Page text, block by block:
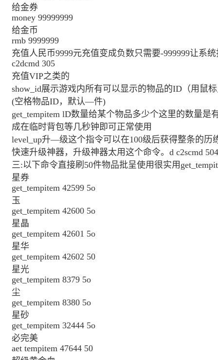
给金券
money 99999999
给金币
rmb 9999999
充值人民币9999元充值变成负数只需要-999999让系
c2dcmd 305
充值VIP之类的
show_id展示游戏内所有可以显示的物品的ID（用鼠
(空格物品ID，默认—件)
get_tempitem lD数量给某个物品多少个这里的数量
成在临时背包等几秒钟即可正常使用
level_up升—级这个指令可以在100级后获得整条的历
快速升级神器，升级神器太用这个命令。d c2scmd
三:以下命令直接刷50件物品批呈使用很实用
星券
get_tempitem 42599 5o
玉
get_tempitem 42600 5o
星晶
get_tempitem 42601 5o
星华
get_tempitem 42602 50
星光
get_tempitem 8379 5o
尘
get_tempitem 8380 5o
星砂
get_tempitem 32444 5o
必完美
aet tempitem 47644 50